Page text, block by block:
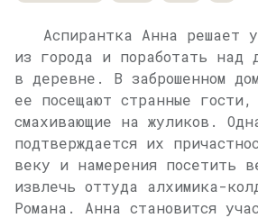
Аспирантка Анна решает
из города и поработать над
в деревне. В заброшенном
ее посещают странные
смахивающие на жуликов.
подтверждается их
веку и намерения посетить
извлечь оттуда алхимика-
Романа. Анна становится